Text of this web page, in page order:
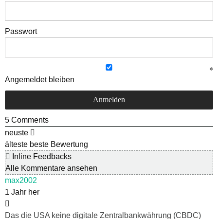
Passwort
Angemeldet bleiben
5 Comments
neuste
älteste beste Bewertung
Inline Feedbacks
Alle Kommentare ansehen
max2002
1 Jahr her
Das die USA keine digitale Zentralbankwährung (CBDC)